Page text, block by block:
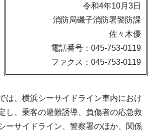
令和4年10月3日
消防局磯子消防署警防課
佐々木優
電話番号：045-753-0119
ファクス：045-753-0119
は、横浜シーサイドライン車内におけ
し、乗客の避難誘導、負傷者の応急救
ーサイドライン、警察署のほか、関係